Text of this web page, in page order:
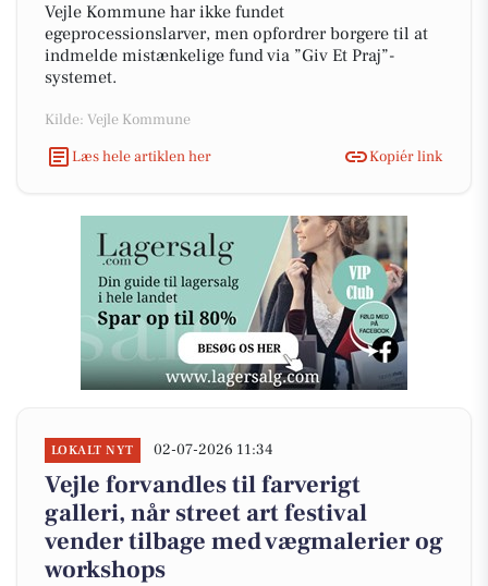
Vejle Kommune har ikke fundet
egeprocessionslarver, men opfordrer borgere til at
indmelde mistænkelige fund via ”Giv Et Praj”-
systemet.
Kilde: Vejle Kommune
Læs hele artiklen her
Kopiér link
LOKALT NYT 02-07-2026 11:34
Vejle forvandles til farverigt
galleri, når street art festival
vender tilbage med vægmalerier og
workshops